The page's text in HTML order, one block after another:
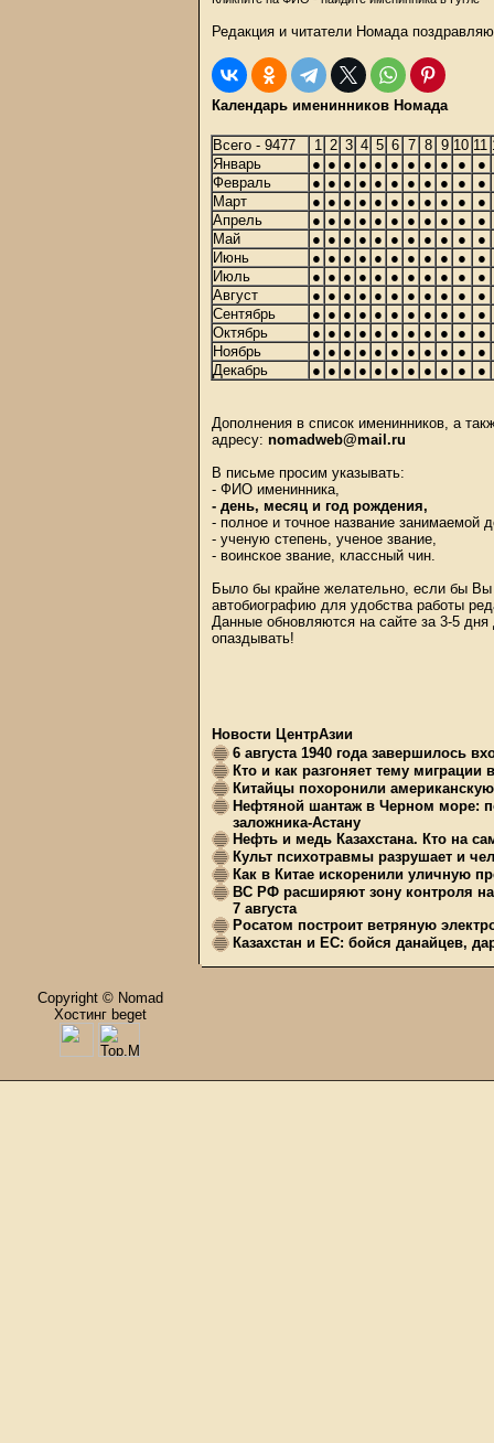
Редакция и читатели Номада
Календарь именинников Номада
Всего - 9477 1 2 3 4 5 6 7 8 9 10 11
Январь
● ● ● ● ● ● ● ● ● ●
●
Февраль
● ● ● ● ● ● ● ● ● ●
●
Март
● ● ● ● ● ● ● ● ● ●
●
Апрель
● ● ● ● ● ● ● ● ● ●
●
Май
● ● ● ● ● ● ● ● ● ●
●
Июнь
● ● ● ● ● ● ● ● ● ●
●
Июль
● ● ● ● ● ● ● ● ● ●
●
Август
● ● ● ● ● ● ● ● ● ●
●
Сентябрь
● ● ● ● ● ● ● ● ● ●
●
Октябрь
● ● ● ● ● ● ● ● ● ●
●
Ноябрь
● ● ● ● ● ● ● ● ● ●
●
Декабрь
● ● ● ● ● ● ● ● ● ● ●
Дополнения в список именинников, а
адресу: nomadweb@mail.ru
В письме просим указывать:
- ФИО именинника,
- день, месяц и год рождения,
- полное и точное название занимаемой
- ученую степень, ученое звание,
- воинское звание, классный чин.
Было бы крайне желательно, если бы
автобиографию для удобства работы
Данные обновляются на сайте за 3-5
опаздывать!
Новости ЦентрАзии
6 августа 1940 года завершилось
Кто и как разгоняет тему миграции
Китайцы похоронили
Нефтяной шантаж в Черном море:
заложника-Астану
Нефть и медь Казахстана. Кто на
Культ психотравмы разрушает и
Как в Китае искоренили уличную
ВС РФ расширяют зону контроля на
7 августа
Росатом построит ветряную
Казахстан и ЕС: бойся данайцев,
Copyright © Nomad
Хостинг beget